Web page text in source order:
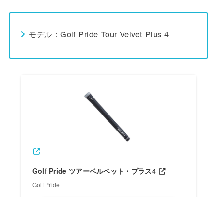
モデル：Golf Pride Tour Velvet Plus 4
Golf Pride ツアーベルベット・プラス4
Golf Pride